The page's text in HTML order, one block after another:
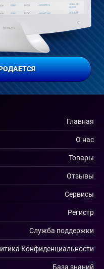
Главная
О нас
Товары
Отзывы
Сервисы
Регистр
Служба поддержки
Конфиденциальности
База знаний